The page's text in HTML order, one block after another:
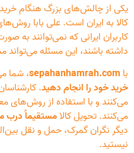
یکی از چالش‌های بزرگ هنگام خرید
کالا به ایران است. علی بابا
کاربران ایرانی که نمی‌توانند به
داشته باشند، این مسئله
با sepahanhamrah.com، شما
خرید خود را انجام دهید.
می‌کنند و با استفاده از روش‌های
می‌کنند. تحویل کالامستقیماً درب
دیگر نگران گمرک، حمل و نقل
نیستید.